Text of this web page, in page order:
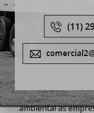
resíduos
compra de
Grande parte
indústrias e
buscarem ações
é o que especifica
Sólidos (Lei
ambiental as